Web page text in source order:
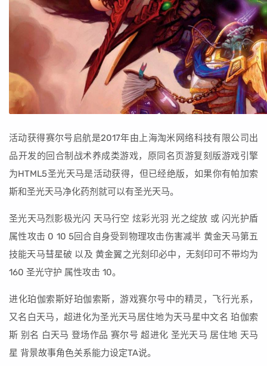
活动获得赛尔号启航是2017年由上海淘米网络科技有限公司出
品开发的回合制战术养成类游戏，原同名页游复刻版游戏引擎
为HTML5圣光天马是活动获得，但已经绝版，如果你有帕加索
斯和圣光天马净化药剂就可以有圣光天马。
圣光天马烈影极光闪 天马行空 炫彩光羽 光之绽放 或 闪光护盾
属性攻击 0 10 5回合自身受到物理攻击伤害减半 黄金天马第五
技能天马彗星破 以及 黄金翼之光刻印必中，无刻印可不带均为
160 圣光守护 属性攻击 10。
进化珀伽索斯好珀伽索斯，游戏赛尔号中的精灵，飞行光系，
又名白天马，超进化为圣光天马居住地为天马星中文名 珀伽索
斯 别名 白天马 登场作品 赛尔号 超进化 圣光天马 居住地 天马
星 背景故事角色关系能力设定TA说。